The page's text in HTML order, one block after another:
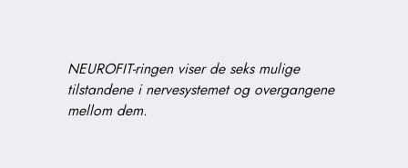
NEUROFIT-ringen viser de seks mulige
tilstandene i nervesystemet og overgangene
mellom dem.